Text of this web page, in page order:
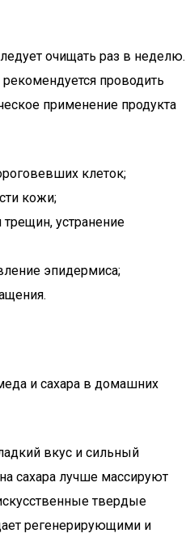
очищать раз в неделю.
проводить
применение продукта
клеток;
кожи;
устранение
эпидермиса;
и сахара в домашних
вкус и сильный
сахара лучше массируют
твердые
регенерирующими и